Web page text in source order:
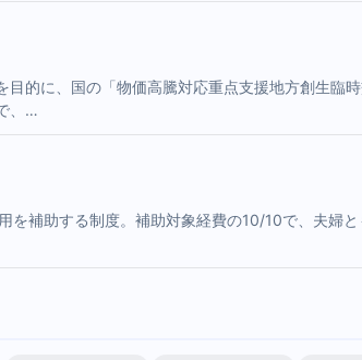
的に、国の「物価高騰対応重点支援地方創生臨
、…
を補助する制度。補助対象経費の10/10で、夫婦